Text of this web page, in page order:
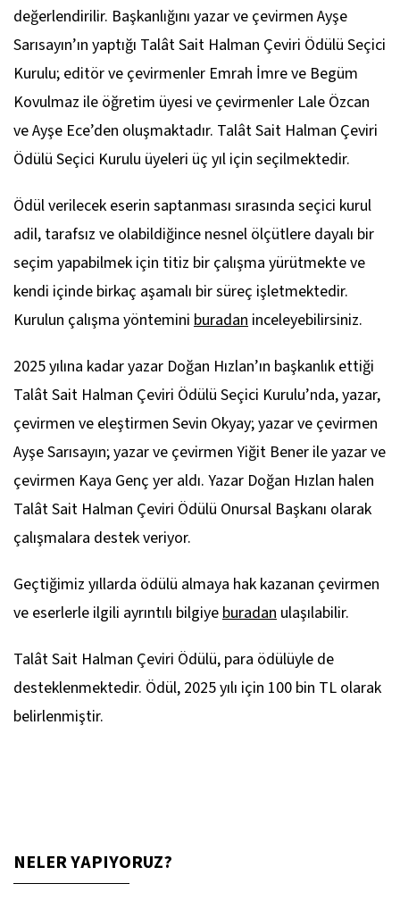
değerlendirilir. Başkanlığını yazar ve çevirmen Ayşe
Sarısayın’ın yaptığı Talât Sait Halman Çeviri Ödülü Seçici
Kurulu; editör ve çevirmenler Emrah İmre ve Begüm
Kovulmaz ile öğretim üyesi ve çevirmenler Lale Özcan
ve Ayşe Ece’den oluşmaktadır. Talât Sait Halman Çeviri
Ödülü Seçici Kurulu üyeleri üç yıl için seçilmektedir.
Ödül verilecek eserin saptanması sırasında seçici kurul
adil, tarafsız ve olabildiğince nesnel ölçütlere dayalı bir
seçim yapabilmek için titiz bir çalışma yürütmekte ve
kendi içinde birkaç aşamalı bir süreç işletmektedir.
Kurulun çalışma yöntemini buradan inceleyebilirsiniz.
2025 yılına kadar yazar Doğan Hızlan’ın başkanlık ettiği
Talât Sait Halman Çeviri Ödülü Seçici Kurulu’nda, yazar,
çevirmen ve eleştirmen Sevin Okyay; yazar ve çevirmen
Ayşe Sarısayın; yazar ve çevirmen Yiğit Bener ile yazar ve
çevirmen Kaya Genç yer aldı. Yazar Doğan Hızlan halen
Talât Sait Halman Çeviri Ödülü Onursal Başkanı olarak
çalışmalara destek veriyor.
Geçtiğimiz yıllarda ödülü almaya hak kazanan çevirmen
ve eserlerle ilgili ayrıntılı bilgiyeburadan ulaşılabilir.
Talât Sait Halman Çeviri Ödülü, para ödülüyle de
desteklenmektedir. Ödül, 2025 yılı için 100 bin TL olarak
belirlenmiştir.
NELER YAPIYORUZ?